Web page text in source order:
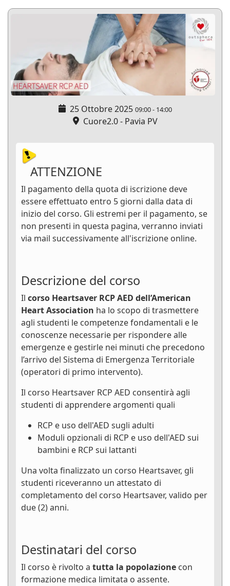
25 Ottobre 2025 09:00- 14:00
Cuore2.0 - Pavia PV
ATTENZIONE
Il pagamento della quota di iscrizione deve
essere effettuato entro 5 giorni dalla data di
inizio del corso. Gli estremi per il pagamento, se
non presenti in questa pagina, verranno inviati
via mail successivamente all'iscrizione online.
Descrizione del corso
Il corso Heartsaver RCP AED dell’American
Heart Association ha lo scopo di trasmettere
agli studenti le competenze fondamentali e le
conoscenze necessarie per rispondere alle
emergenze e gestirle nei minuti che precedono
l’arrivo del Sistema di Emergenza Territoriale
(operatori di primo intervento).
Il corso Heartsaver RCP AED consentirà agli
studenti di apprendere argomenti quali
RCP e uso dell'AED sugli adulti
Moduli opzionali di RCP e uso dell'AED sui
bambini e RCP sui lattanti
Una volta finalizzato un corso Heartsaver, gli
studenti riceveranno un attestato di
completamento del corso Heartsaver, valido per
due (2) anni.
Destinatari del corso
Il corso è rivolto a tutta la popolazione con
formazione medica limitata o assente.